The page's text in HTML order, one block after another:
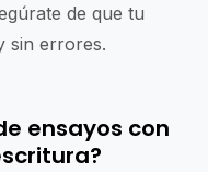
de que tu
sin errores.
ensayos con